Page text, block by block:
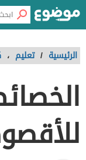
الرئيسية / تعليم ،